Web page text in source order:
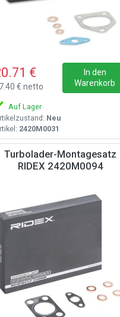
€
€ netto
In den
Warenkorb
Auf Lager
Neu
2420M0031
Turbolader-Montagesatz
RIDEX 2420M0094